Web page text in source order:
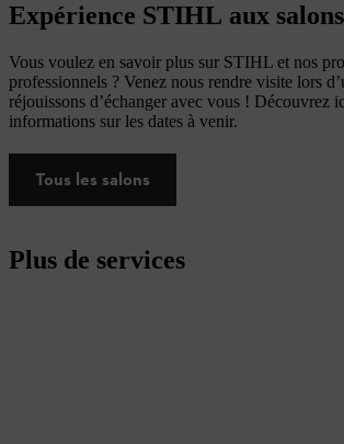
Expérience STIHL aux salons
Vous voulez en savoir plus sur STIHL et nos
professionnels ? Venez nous rendre visite lors
réjouissons d’échanger avec vous ! Découvrez
informations sur les dates à venir.
Tous les salons
Plus de services